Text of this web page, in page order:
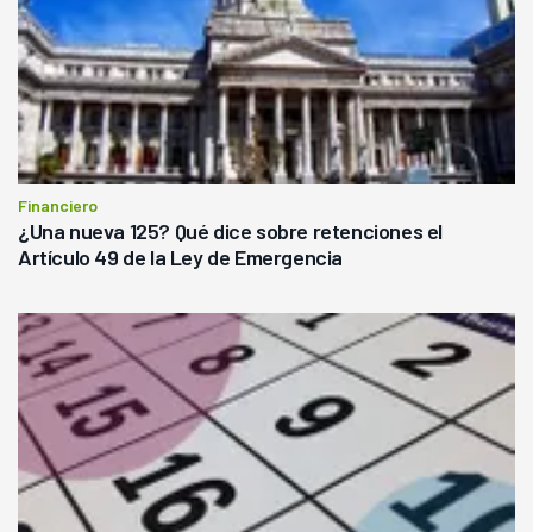
Financiero
¿Una nueva 125? Qué dice sobre retenciones el
Artículo 49 de la Ley de Emergencia